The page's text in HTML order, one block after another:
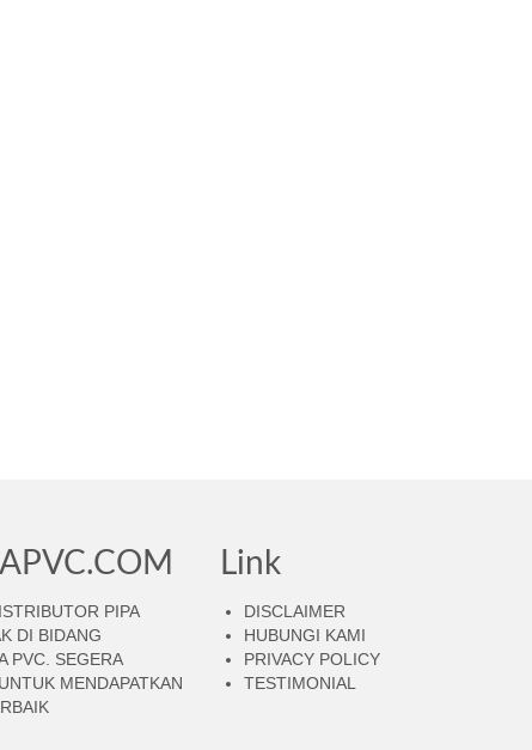
PIPA
DI BIDANG
PVC. SEGERA
MENDAPATKAN
Link
DISCLAIMER
HUBUNGI KAMI
PRIVACY POLICY
TESTIMONIAL